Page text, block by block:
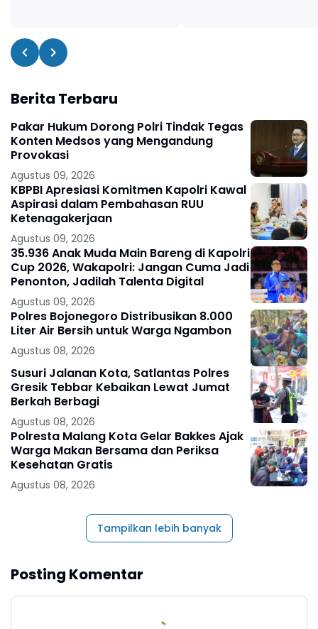
Berita Terbaru
Pakar Hukum Dorong Polri Tindak Tegas
Konten Medsos yang Mengandung
Provokasi
Agustus 09, 2026
KBPBI Apresiasi Komitmen Kapolri Kawal
Aspirasi dalam Pembahasan RUU
Ketenagakerjaan
Agustus 09, 2026
35.936 Anak Muda Main Bareng di Kapolri
Cup 2026, Wakapolri: Jangan Cuma Jadi
Penonton, Jadilah Talenta Digital
Agustus 09, 2026
Polres Bojonegoro Distribusikan 8.000
Liter Air Bersih untuk Warga Ngambon
Agustus 08, 2026
Susuri Jalanan Kota, Satlantas Polres
Gresik Tebbar Kebaikan Lewat Jumat
Berkah Berbagi
Agustus 08, 2026
Polresta Malang Kota Gelar Bakkes Ajak
Warga Makan Bersama dan Periksa
Kesehatan Gratis
Agustus 08, 2026
Tampilkan lebih banyak
Posting Komentar